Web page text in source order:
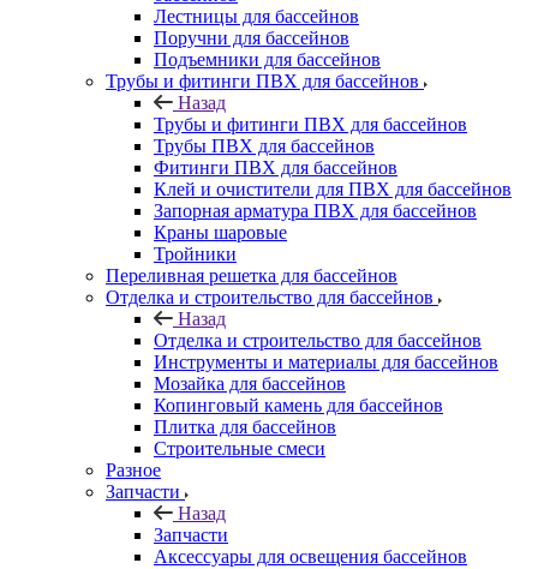
Лестницы для бассейнов
Поручни для бассейнов
Подъемники для бассейнов
Трубы и фитинги ПВХ для бассейнов
Назад
Трубы и фитинги ПВХ для бассейнов
Трубы ПВХ для бассейнов
Фитинги ПВХ для бассейнов
Клей и очистители для ПВХ для бассейнов
Запорная арматура ПВХ для бассейнов
Краны шаровые
Тройники
Переливная решетка для бассейнов
Отделка и строительство для бассейнов
Назад
Отделка и строительство для бассейнов
Инструменты и материалы для бассейнов
Мозайка для бассейнов
Копинговый камень для бассейнов
Плитка для бассейнов
Строительные смеси
Разное
Запчасти
Назад
Запчасти
Аксессуары для освещения бассейнов